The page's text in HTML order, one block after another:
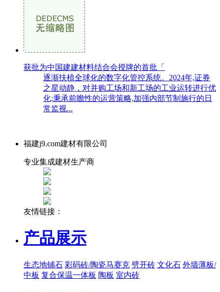
获批为中国建建材料结合会授牌的首批「
逐渐扶植全球化的数字化管控系统。2024年,证券
之星动静，对并购工场和新工场的工业运转进行优
化;秉承前瞻性的运营策略,加强内部节制施行的日
常监视...
福建j9.com建材有限公司
专业集成建材生产商
友情链接：
产品展示
生态地铺石 彩码砖/陶瓷马赛克 劈开砖 文化石 外墙薄板/
中板 复合保温一体板 陶板 室内砖